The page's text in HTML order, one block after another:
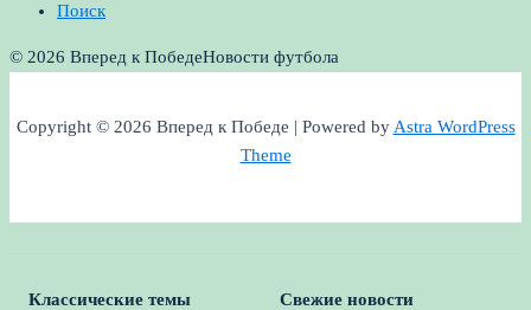
Поиск
© 2026 Вперед к ПобедеНовости футбола
Copyright © 2026 Вперед к Победе | Powered byAstra WordPress
Theme
Классические темы Свежие новости